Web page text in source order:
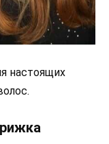
настоящих